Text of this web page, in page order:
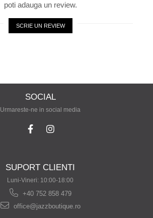
poti adauga un review.
SCRIE UN REVIEW
SOCIAL
Urmareste-ne in social media
SUPORT CLIENTI
Luni-Vineri: 10:00-18:00
+40 752 858 479
office@jazzboutique.ro